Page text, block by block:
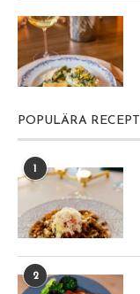
POPULÄRA RECEPT
1
2